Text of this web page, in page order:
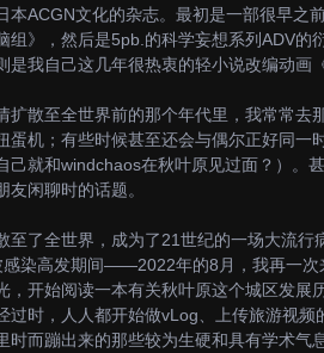
本ACGN文化的杂志。最初是一部很早之
组》，然后是5pb.的科学妄想系列ADV的
是我自己这几年很热衷的轻小说改编动画
扩散至全世界前的那个年代里，我常常去
蛋机；有些时候甚至还会与偶尔正好同一
己就和windchaos在秋叶原见过面？）。
闲聊时的话题。
至了全世界，成为了21世纪的一场大流行
感染高发期间——2022年的8月，我再一次
，开始阅读一本有关秋叶原这个城区发
过时，人人都开始做vLog、上传旅游视频
时而蹦出来的那些较为生硬和具有学术气